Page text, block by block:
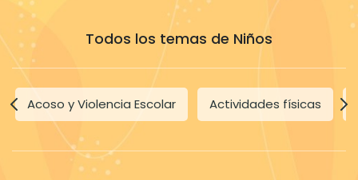
Todos los temas de Niños
Acoso y Violencia Escolar Actividades físicas